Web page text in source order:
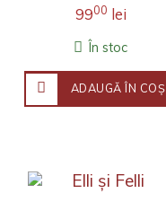
distractiei din poiana,
aprinzand felin..
9900 lei
În stoc
ADAUGĂ ÎN COŞ